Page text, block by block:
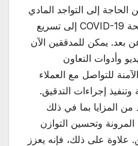
إلى التواجد المادي
في مواقع العملاء. أدت جائحة COVID-19 إلى تسريع
بعد. يمكن للمدققين الآن
وأدوات التعاون
للتواصل مع العملاء
إجراءات التدقيق.
من المزايا بما في ذلك
وتحسين التوازن
علاوة على ذلك، فإنه يعزز